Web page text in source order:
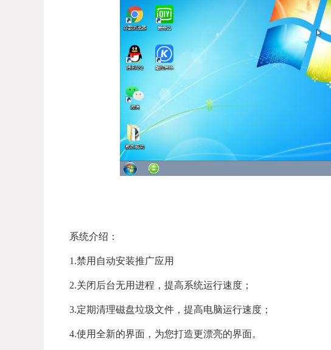
系统介绍：
1.禁用自动安装推广应用
2.关闭后台无用进程，提高系统运行速度；
3.定期清理磁盘垃圾文件，提高电脑运行速度；
4.使用全新的界面，为您打造更漂亮的界面。